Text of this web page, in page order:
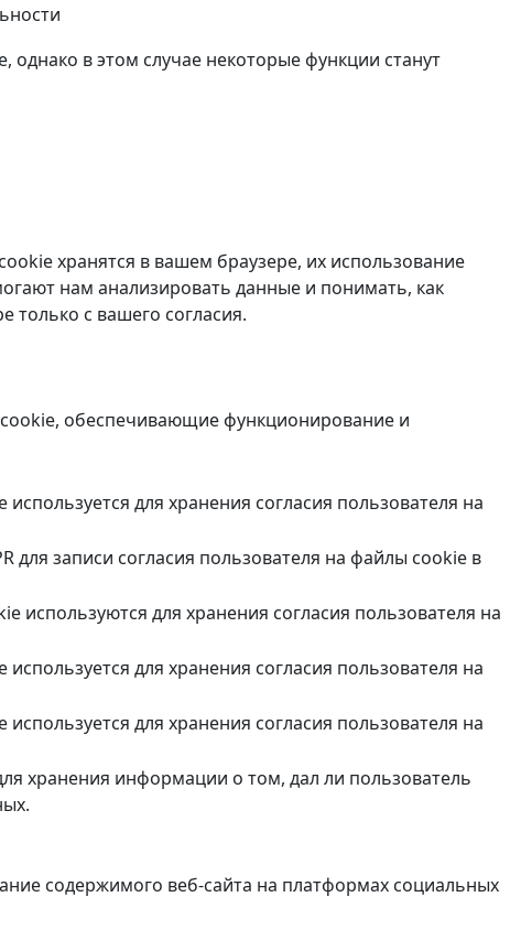
в этом случае некоторые функции станут
хранятся в вашем браузере, их использование
нам анализировать данные и понимать, как
только с вашего согласия.
обеспечивающие функционирование и
для хранения согласия пользователя на
для записи согласия пользователя на файлы cookie в
используются для хранения согласия пользователя на
для хранения согласия пользователя на
для хранения согласия пользователя на
хранения информации о том, дал ли пользователь
содержимого веб-сайта на платформах социальных